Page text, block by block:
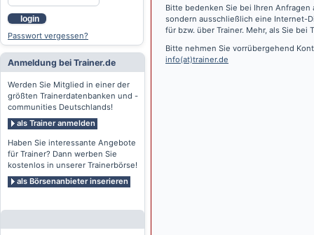
login
Passwort vergessen?
Anmeldung bei Trainer.de
Werden Sie Mitglied in einer der
größten Trainerdatenbanken und -
communities Deutschlands!
als Trainer anmelden
Haben Sie interessante Angebote
für Trainer? Dann werben Sie
kostenlos in unserer Trainerbörse!
als Börsenanbieter inserieren
Bitte bedenken Sie bei Ihren
sondern ausschließlich eine Internet-
für bzw. über Trainer. Mehr, als Sie bei
Bitte nehmen Sie vorrübergehend
info(at)trainer.de